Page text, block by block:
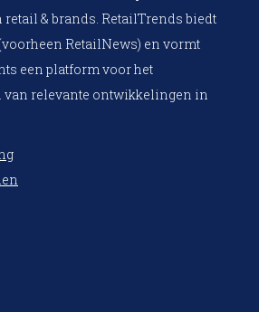
& brands. RetailTrends biedt
RetailNews) en vormt
een platform voor het
van relevante ontwikkelingen in